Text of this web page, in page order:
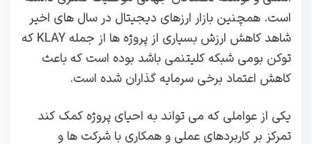
است. همچنین بازار ارزهای دیجیتال در سال‌ های اخیر
شاهد کاهش ارزش بسیاری از پروژه‌ ها از جمله KLAY که
توکن بومی شبکه کلیتنمی باشد بوده است که باعث
کاهش اعتماد برخی سرمایه‌ گذاران شده است.
یکی از عواملی که می‌ تواند به احیای پروژه کمک کند
تمرکز بر کاربردهای عملی و همکاری با شرکت‌ ها و